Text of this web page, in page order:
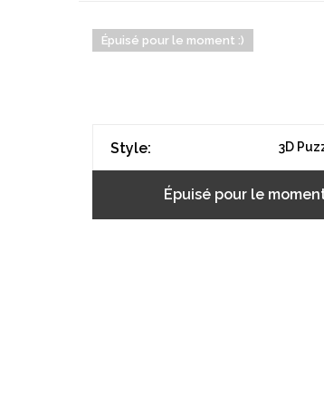
Épuisé pour le moment :)
Style: 3D
Épuisé pour le